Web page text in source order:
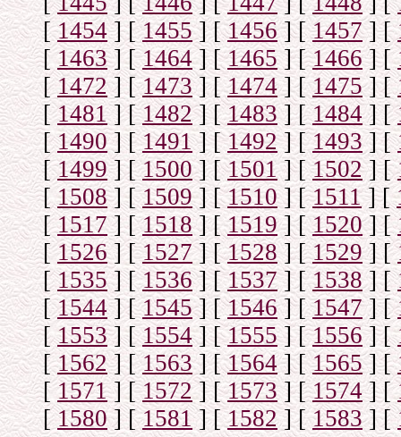
[1454] [1455] [1456] [1457] [
[1463] [1464] [1465] [1466] [
[1472] [1473] [1474] [1475] [
[1481] [1482] [1483] [1484] [
[1490] [1491] [1492] [1493] [
[1499] [1500] [1501] [1502] [
[1508] [1509] [1510] [1511] [
[1517] [1518] [1519] [1520] [
[1526] [1527] [1528 ] [1529] [
[1535] [1536] [1537] [1538] [
[1544] [1545] [1546] [1547] [
[1553] [1554] [1555] [1556] [
[1562] [1563] [1564] [1565] [
[1571] [1572] [1573 ] [1574] [
[1580] [1581] [1582] [1583] [